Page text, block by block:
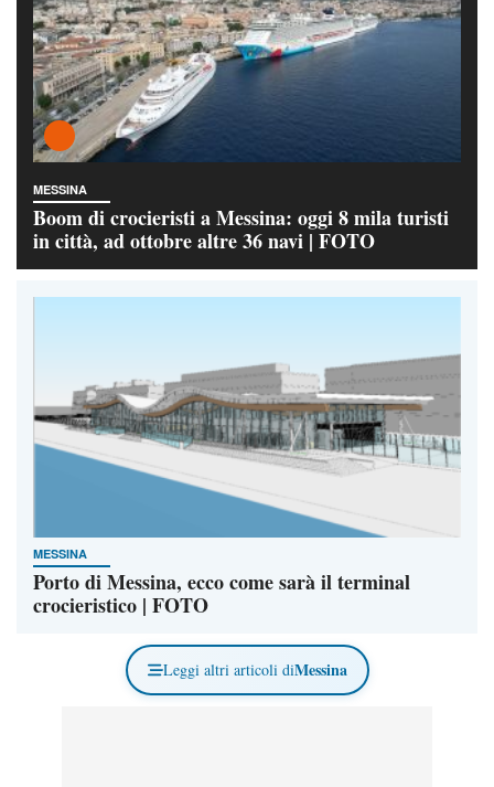
MESSINA
Boom di crocieristi a Messina: oggi 8 mila turisti
in città, ad ottobre altre 36 navi | FOTO
MESSINA
Porto di Messina, ecco come sarà il terminal
crocieristico | FOTO
Leggi altri articoli diMessina